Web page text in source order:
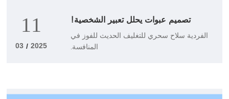
تصميم عبوات يحلل تعبير الشخصية!
الفردية سلاح سحري للتغليف الحديث للفوز في
المنافسة.
11
2025
/
03